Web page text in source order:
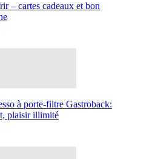
– cartes cadeaux et bon
à porte-filtre Gastroback:
plaisir illimité